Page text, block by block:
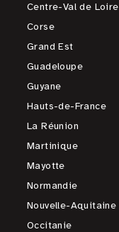
Centre-Val de Loire
Corse
Grand Est
Guadeloupe
Guyane
Hauts-de-France
La Réunion
Martinique
Mayotte
Normandie
Nouvelle-Aquitaine
Occitanie